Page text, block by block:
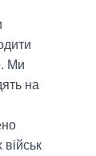
Ми
на
військ